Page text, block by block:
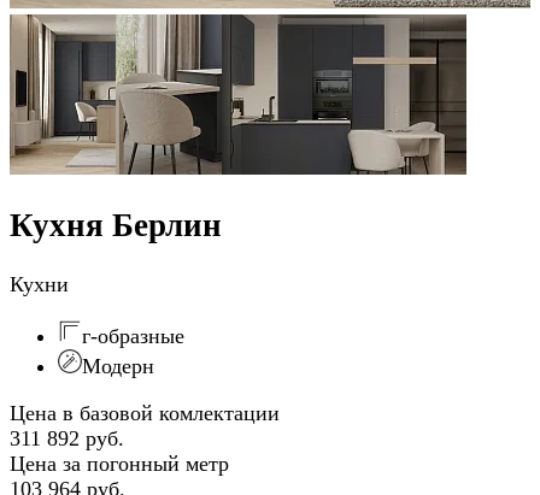
Кухня Берлин
Кухни
г-образные
Модерн
Цена в базовой комлектации
311 892 руб.
Цена за погонный метр
103 964 руб.